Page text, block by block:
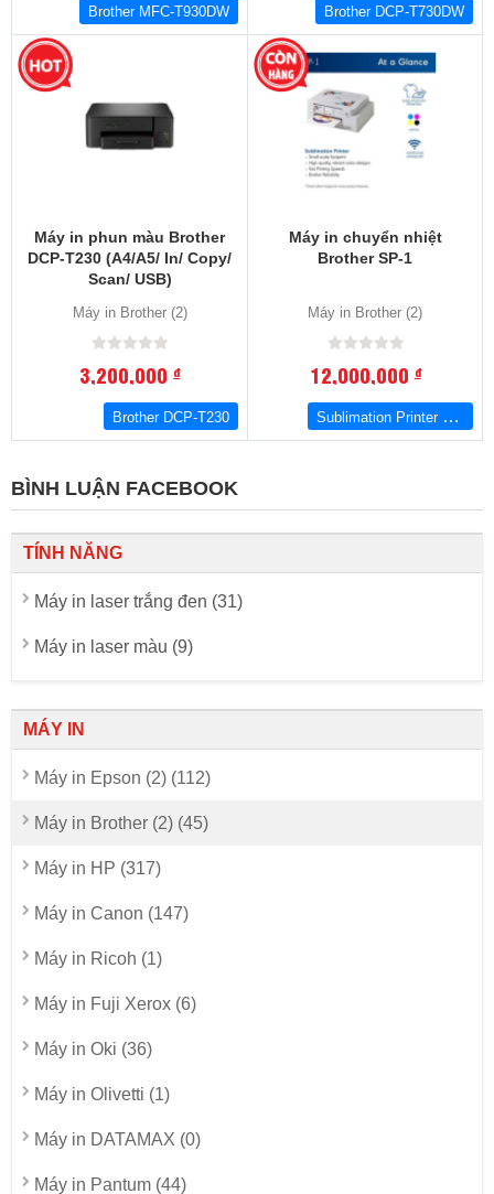
Brother MFC-T930DW Brother DCP-T730DW
Máy in phun màu Brother
DCP-T230 (A4/A5/ In/ Copy/
Scan/ USB)
Máy in Brother (2)
3,200,000đ
Brother DCP-T230
Máy in chuyển nhiệt
Brother SP-1
Máy in Brother (2)
12,000,000đ
Sublimation Printer Brother SP-1
BÌNH LUẬN FACEBOOK
TÍNH NĂNG
Máy in laser trắng đen (31)
Máy in laser màu (9)
MÁY IN
Máy in Epson (2) (112)
Máy in Brother (2) (45)
Máy in HP (317)
Máy in Canon (147)
Máy in Ricoh (1)
Máy in Fuji Xerox (6)
Máy in Oki (36)
Máy in Olivetti (1)
Máy in DATAMAX (0)
Máy in Pantum (44)